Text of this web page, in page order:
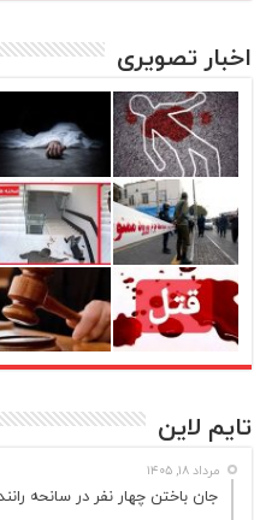
اخبار تصویری
تایم لاین
مرداد ۱۸, ۱۴۰۵
جان باختن چهار نفر در سانحه